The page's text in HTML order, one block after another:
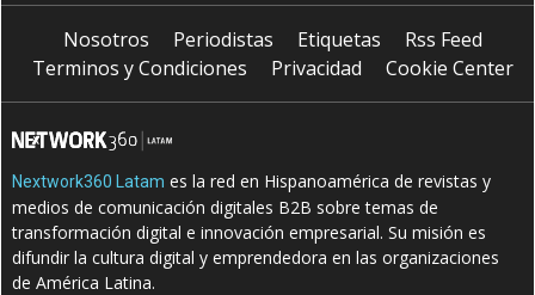
Nosotros Periodistas Etiquetas
Rss Feed
Terminos y Condiciones
Privacidad Cookie Center
Nextwork360 Latam es la red en Hispanoamérica de revistas y
medios de comunicación digitales B2B sobre temas de
transformación digital e innovación empresarial. Su misión es
difundir la cultura digital y emprendedora en las organizaciones
de América Latina.